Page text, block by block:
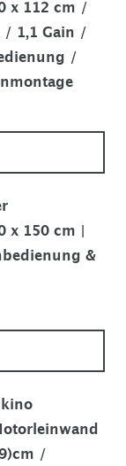
x 112 cm /
/ 1,1 Gain /
/
x 150 cm |
&
/